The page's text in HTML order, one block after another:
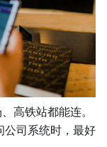
高铁站都能连。
公司系统时，最好